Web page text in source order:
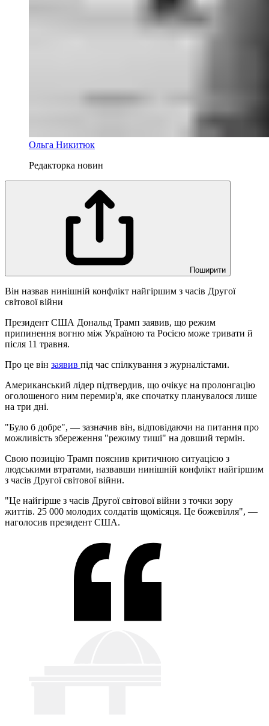
Ольга Никитюк
Редакторка новин
Поширити
Він назвав нинішній конфлікт найгіршим з часів Другої
світової війни
Президент США Дональд Трамп заявив, що режим
припинення вогню між Україною та Росією може тривати й
після 11 травня.
Про це він заявив під час спілкування з журналістами.
Американський лідер підтвердив, що очікує на пролонгацію
оголошеного ним перемир'я, яке спочатку планувалося лише
на три дні.
"Було б добре", — зазначив він, відповідаючи на питання про
можливість збереження "режиму тиші" на довший термін.
Свою позицію Трамп пояснив критичною ситуацією з
людськими втратами, назвавши нинішній конфлікт найгіршим
з часів Другої світової війни.
"Це найгірше з часів Другої світової війни з точки зору
життів. 25 000 молодих солдатів щомісяця. Це божевілля", —
наголосив президент США.